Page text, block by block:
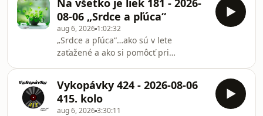
Na všetko je liek 181 - 2026-
08-06 „Srdce a pľúca“
aug 6, 2026 1:02:32
„Srdce a pľúca“…ako sú v lete
zaťažené a ako si pomôcť pri
podľa čínskej medicíny…reláciou
sprevádza : Erika Vincoureková
Vykopávky 424 - 2026-08-06
415. kolo
aug 6, 20263:30:11